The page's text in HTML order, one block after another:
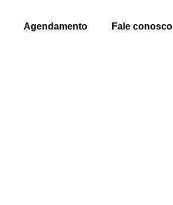
Agendamento Fale conosco